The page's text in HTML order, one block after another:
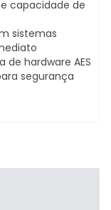
capacidade de
sistemas
de hardware AES
segurança